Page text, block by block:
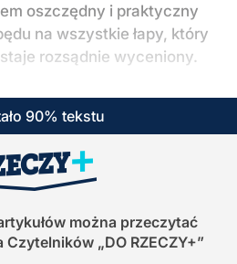
oszczędny i praktyczny
na wszystkie łapy, który
rozsądnie wyceniony.
90% tekstu
można przeczytać
Czytelników „DO RZECZY+”